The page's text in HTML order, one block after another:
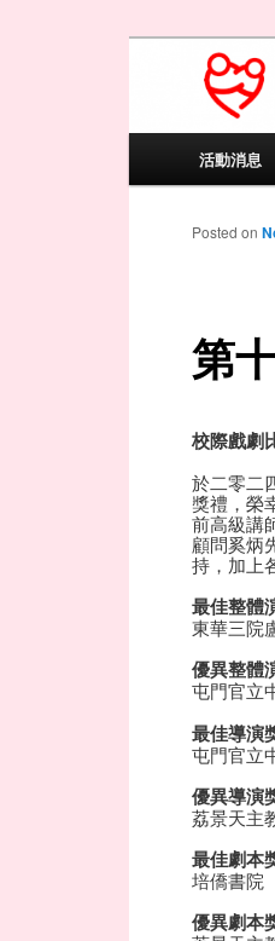
百
PAVAS
91/13041)
Skip to
Skip to
活動消息
第
Posted on
校際戲劇
於二零二
獎禮，榮
前高級講
顧問奚炳
持，加上
最佳整體
東華三院
優異整體
屯門官立
最佳導演
屯門官立
優異導演
荔景天主
最佳劇本
培僑書院
優異劇本